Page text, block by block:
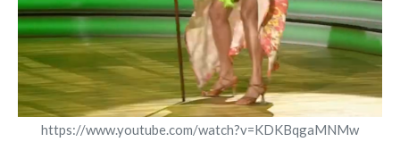
https://www.youtube.com/watch?v=KDKBqgaMNMw